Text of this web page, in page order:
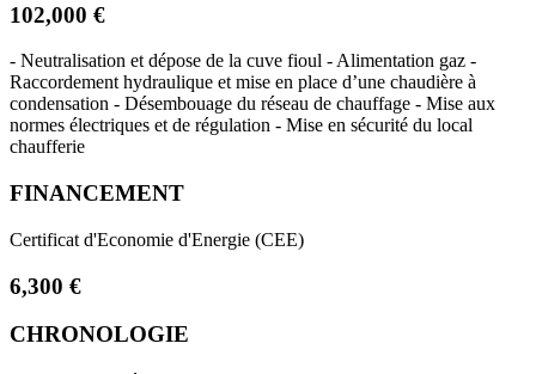
102,000 €
- Neutralisation et dépose de la cuve fioul - Alimentation gaz -
Raccordement hydraulique et mise en place d’une chaudière à
condensation - Désembouage du réseau de chauffage - Mise aux
normes électriques et de régulation - Mise en sécurité du local
chaufferie
FINANCEMENT
Certificat d'Economie d'Energie (CEE)
6,300 €
CHRONOLOGIE